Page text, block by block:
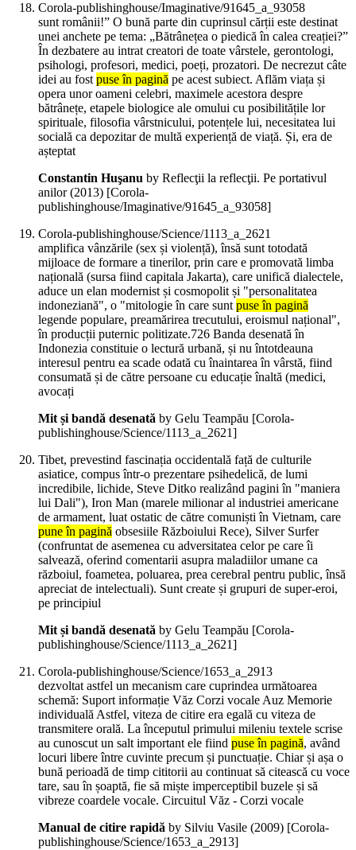
Corola-publishinghouse/Imaginative/91645_a_93058
sunt românii!” O bună parte din cuprinsul cărții este destinat
unei anchete pe tema: „Bătrânețea o piedică în calea creației?”
În dezbatere au intrat creatori de toate vârstele, gerontologi,
psihologi, profesori, medici, poeți, prozatori. De necrezut câte
idei au fostpuse în pagină pe acest subiect. Aflăm viața și
opera unor oameni celebri, maximele acestora despre
bătrânețe, etapele biologice ale omului cu posibilitățile lor
spirituale, filosofia vârstnicului, potențele lui, necesitatea lui
socială ca depozitar de multă experiență de viață. Și, era de
așteptat
Constantin Huşanu by Reflecţii la reflecţii. Pe portativul
anilor (2013) [Corola-
publishinghouse/Imaginative/91645_a_93058]
Corola-publishinghouse/Science/1113_a_2621
amplifica vânzările (sex și violență), însă sunt totodată
mijloace de formare a tinerilor, prin care e promovată limba
națională (sursa fiind capitala Jakarta), care unifică dialectele,
aduce un elan modernist și cosmopolit și "personalitatea
indoneziană", o "mitologie în care suntpuse în pagină
legende populare, preamărirea trecutului, eroismul național",
în producții puternic politizate.726 Banda desenată în
Indonezia constituie o lectură urbană, și nu întotdeauna
interesul pentru ea scade odată cu înaintarea în vârstă, fiind
consumată și de către persoane cu educație înaltă (medici,
avocați
Mit și bandă desenată by Gelu Teampău [Corola-
publishinghouse/Science/1113_a_2621]
Tibet, prevestind fascinația occidentală față de culturile
asiatice, compus într-o prezentare psihedelică, de lumi
incredibile, lichide, Steve Ditko realizând pagini în "maniera
lui Dali"), Iron Man (marele milionar al industriei americane
de armament, luat ostatic de către comuniști în Vietnam, care
pune în pagină obsesiile Războiului Rece), Silver Surfer
(confruntat de asemenea cu adversitatea celor pe care îi
salvează, oferind comentarii asupra maladiilor umane ca
războiul, foametea, poluarea, prea cerebral pentru public, însă
apreciat de intelectuali). Sunt create și grupuri de super-eroi,
pe principiul
Mit și bandă desenată by Gelu Teampău [Corola-
publishinghouse/Science/1113_a_2621]
Corola-publishinghouse/Science/1653_a_2913
dezvoltat astfel un mecanism care cuprindea următoarea
schemă: Suport informație Văz Corzi vocale Auz Memorie
individuală Astfel, viteza de citire era egală cu viteza de
transmitere orală. La începutul primului mileniu textele scrise
au cunoscut un salt important ele fiind puse în pagină, având
locuri libere între cuvinte precum și punctuație. Chiar și așa o
bună perioadă de timp cititorii au continuat să citească cu voce
tare, sau în șoaptă, fie să miște imperceptibil buzele și să
vibreze coardele vocale. Circuitul Văz - Corzi vocale
Manual de citire rapidă by Silviu Vasile (2009) [Corola-
publishinghouse/Science/1653_a_2913]